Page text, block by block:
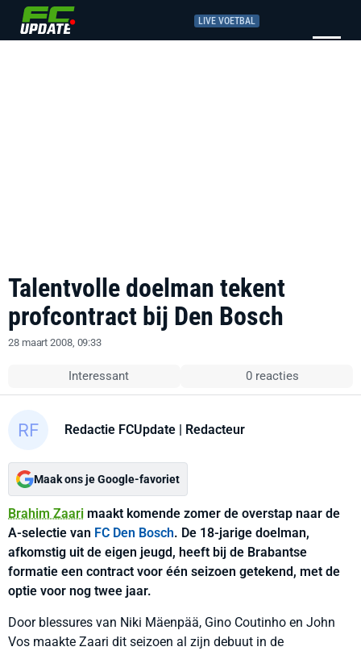
LIVE VOETBAL
Talentvolle doelman tekent
profcontract bij Den Bosch
28 maart 2008, 09:33
Interessant 0 reacties
Redactie FCUpdate | Redacteur
Maak ons je Google-favoriet
Brahim Zaari maakt komende zomer de overstap naar de
A-selectie van FC Den Bosch. De 18-jarige doelman,
afkomstig uit de eigen jeugd, heeft bij de Brabantse
formatie een contract voor één seizoen getekend, met de
optie voor nog twee jaar.
Door blessures van Niki Mäenpää, Gino Coutinho en John
Vos maakte Zaari dit seizoen al zijn debuut in de